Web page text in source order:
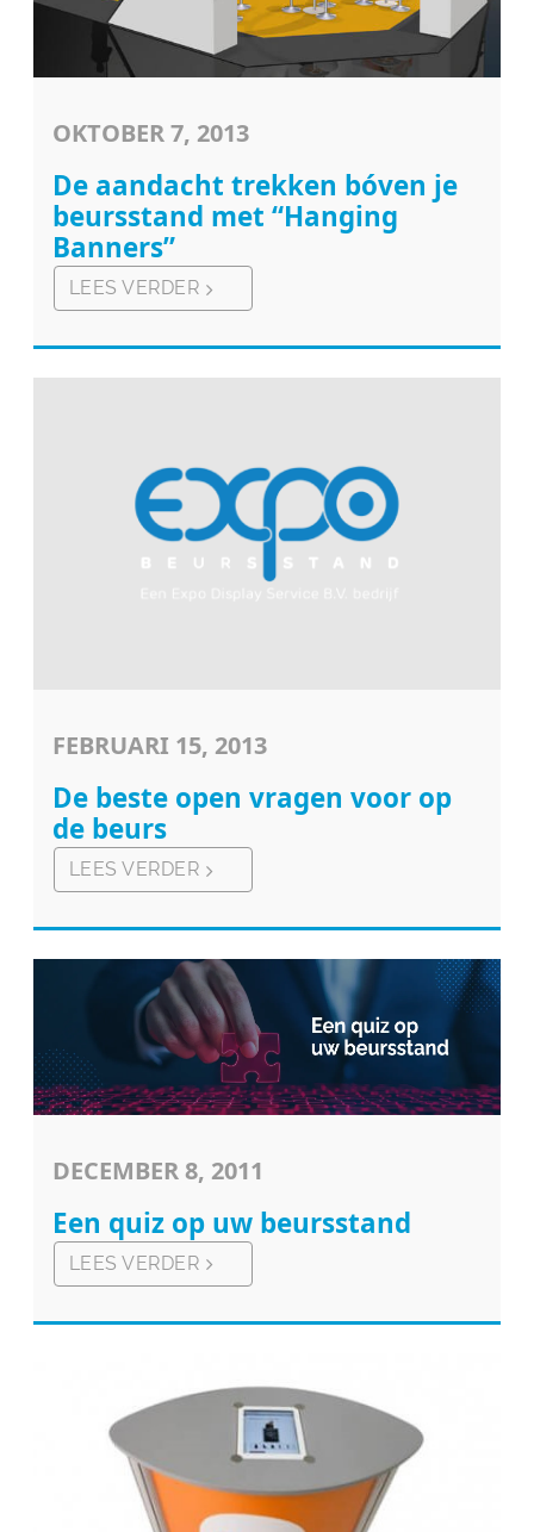
OKTOBER 7, 2013
De aandacht trekken bóven je
beursstand met “Hanging
Banners”
LEES VERDER
FEBRUARI 15, 2013
De beste open vragen voor op
de beurs
LEES VERDER
DECEMBER 8, 2011
Een quiz op uw beursstand
LEES VERDER